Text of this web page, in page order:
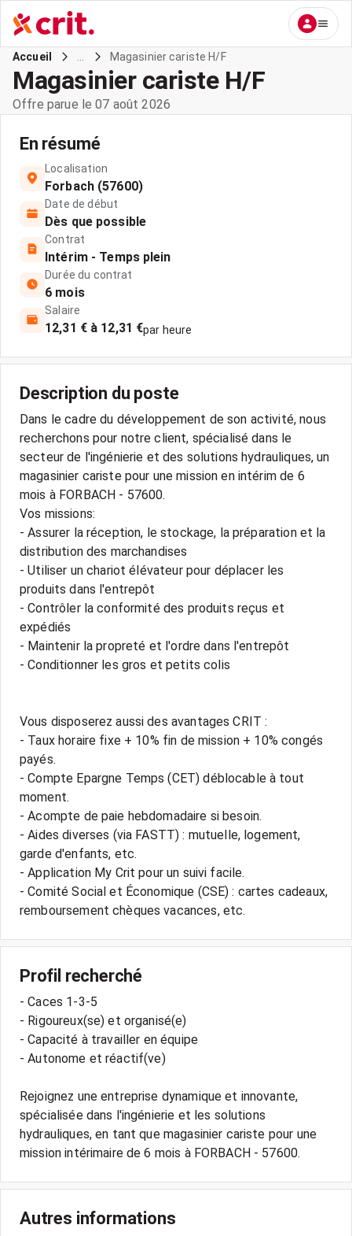
Accueil Magasinier cariste H/F
Magasinier cariste H/F
Offre parue le 07 août 2026
En résumé
Localisation
Forbach (57600)
Date de début
Dès que possible
Contrat
Intérim - Temps plein
Durée du contrat
6 mois
Salaire
12,31 € à 12,31 €par heure
Description du poste
Dans le cadre du développement de son activité, nous
recherchons pour notre client, spécialisé dans le
secteur de l'ingénierie et des solutions hydrauliques, un
magasinier cariste pour une mission en intérim de 6
mois à FORBACH - 57600.
Vos missions:
- Assurer la réception, le stockage, la préparation et la
distribution des marchandises
- Utiliser un chariot élévateur pour déplacer les
produits dans l'entrepôt
- Contrôler la conformité des produits reçus et
expédiés
- Maintenir la propreté et l'ordre dans l'entrepôt
- Conditionner les gros et petits colis
Vous disposerez aussi des avantages CRIT :
- Taux horaire fixe + 10% fin de mission + 10% congés
payés.
- Compte Epargne Temps (CET) déblocable à tout
moment.
- Acompte de paie hebdomadaire si besoin.
- Aides diverses (via FASTT) : mutuelle, logement,
garde d'enfants, etc.
- Application My Crit pour un suivi facile.
- Comité Social et Économique (CSE) : cartes cadeaux,
Profil recherché
- Caces 1-3-5
- Rigoureux(se) et organisé(e)
- Capacité à travailler en équipe
- Autonome et réactif(ve)
Rejoignez une entreprise dynamique et innovante,
spécialisée dans l'ingénierie et les solutions
hydrauliques, en tant que magasinier cariste pour une
Autres informations